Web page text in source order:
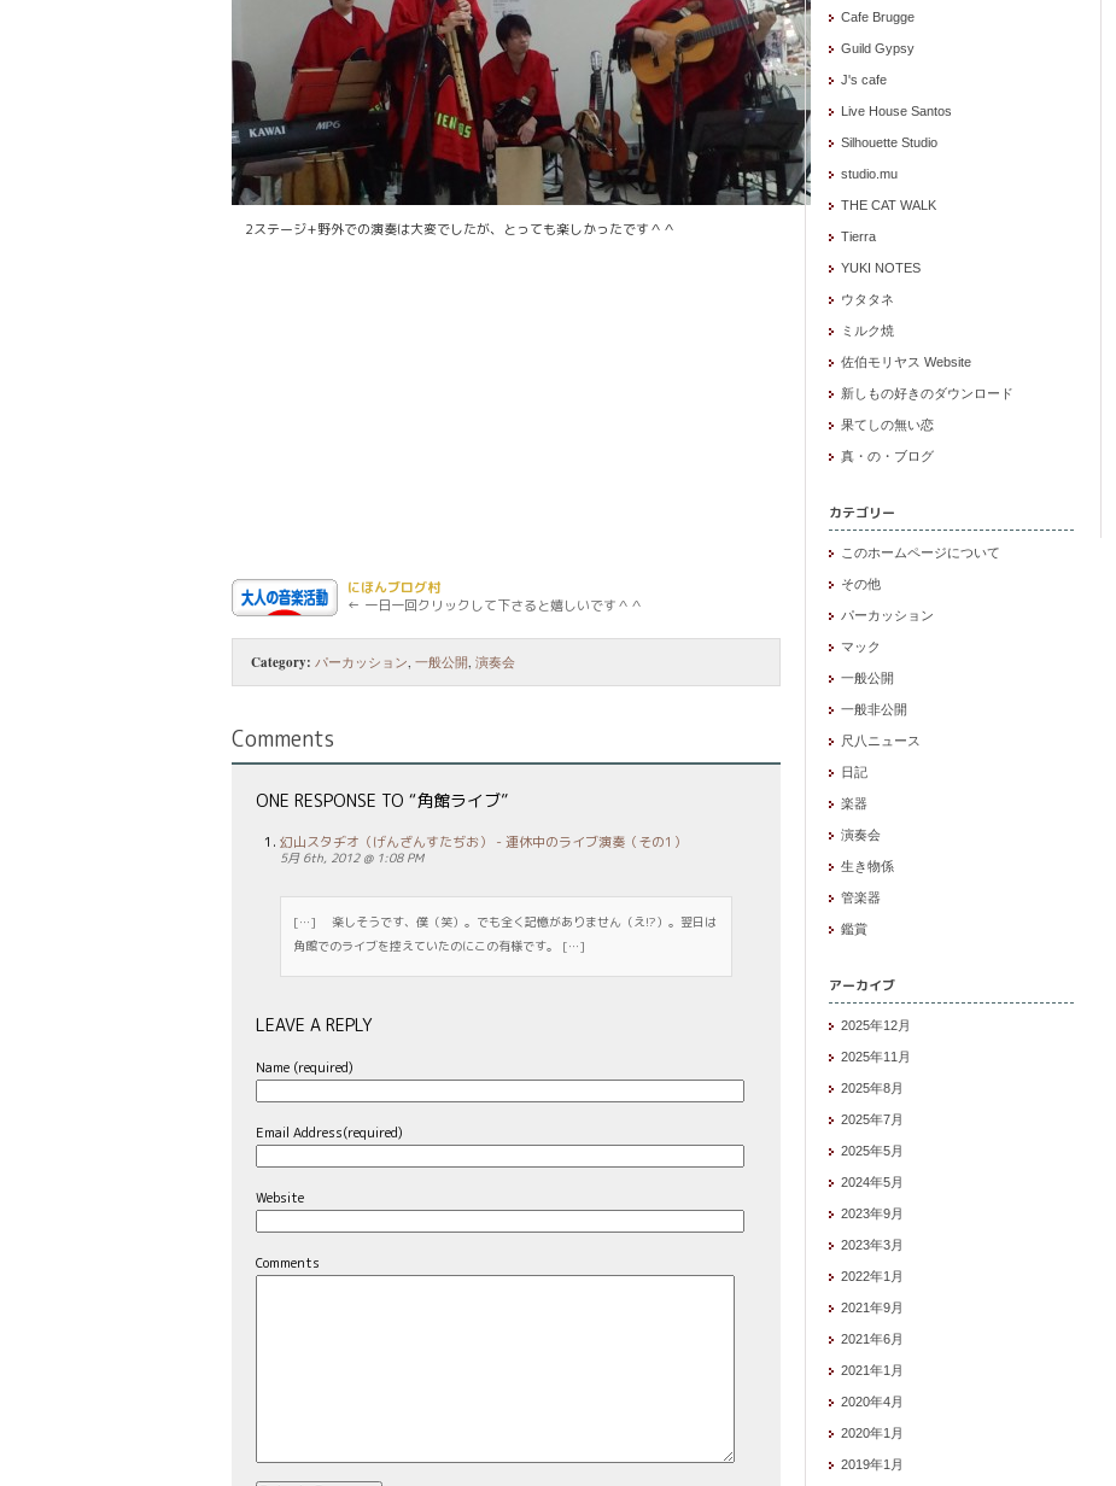
2ステージ+野外での演奏は大変でしたが、とっても楽しかったです＾＾
にほんブログ村
← 一日一回クリックして下さると嬉しいです＾＾
Category: パーカッション 一般公開 演奏会
Comments
ONE RESPONSE TO “角館ライブ”
幻山スタヂオ（げんざんすたぢお） - 連休中のライブ演奏（その1）
5月 6th, 2012 @ 1:08 PM
[…] 楽しそうです、僕（笑）。でも全く記憶がありません（え!?）。翌日は
角館でのライブを控えていたのにこの有様です。 […]
LEAVE A REPLY
Name (required)
Email Address(required)
Website
Comments
Cafe Brugge
Guild Gypsy
J's cafe
Live House Santos
Silhouette Studio
studio.mu
THE CAT WALK
Tierra
YUKI NOTES
ウタタネ
ミルク焼
佐伯モリヤス Website
新しもの好きのダウンロード
果てしの無い恋
真・の・ブログ
カテゴリー
このホームページについて
その他
パーカッション
マック
一般公開
一般非公開
尺八ニュース
日記
楽器
演奏会
生き物係
管楽器
鑑賞
アーカイブ
2025年12月
2025年11月
2025年8月
2025年7月
2025年5月
2024年5月
2023年9月
2023年3月
2022年1月
2021年9月
2021年6月
2021年1月
2020年4月
2020年1月
2019年1月